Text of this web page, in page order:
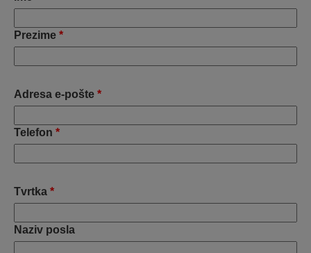
Prezime *
Adresa e-pošte *
Telefon *
Tvrtka *
Naziv posla